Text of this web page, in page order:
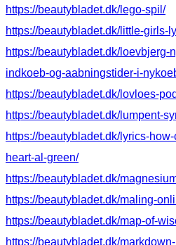
https://beautybladet.dk/lego-spil/
https://beautybladet.dk/little-girls-
https://beautybladet.dk/
indkoeb-og-aabningstider-i-
https://beautybladet.dk/lovloes-
https://beautybladet.dk/lumpent-
https://beautybladet.dk/lyrics-
heart-al-green/
https://beautybladet.dk/
https://beautybladet.dk/maling-
https://beautybladet.dk/map-of-
https://beautybladet.dk/